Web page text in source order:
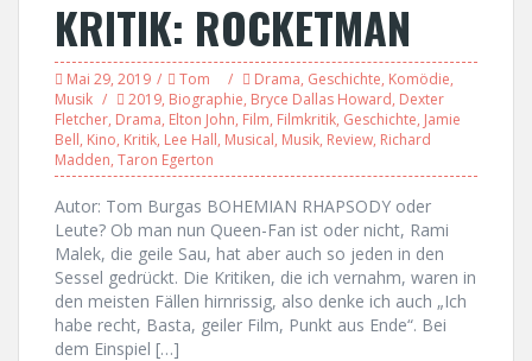
KRITIK: ROCKETMAN
Mai 29, 2019 Tom Drama, Geschichte, Komödie,
Musik
2019, Biographie, Bryce Dallas Howard, Dexter
Fletcher, Drama, Elton John, Film, Filmkritik, Geschichte, Jamie
Bell, Kino, Kritik, Lee Hall, Musical, Musik, Review, Richard
Madden, Taron Egerton
Autor: Tom Burgas BOHEMIAN RHAPSODY oder
Leute? Ob man nun Queen-Fan ist oder nicht, Rami
Malek, die geile Sau, hat aber auch so jeden in den
Sessel gedrückt. Die Kritiken, die ich vernahm, waren in
den meisten Fällen hirnrissig, also denke ich auch „Ich
habe recht, Basta, geiler Film, Punkt aus Ende“. Bei
dem Einspiel […]